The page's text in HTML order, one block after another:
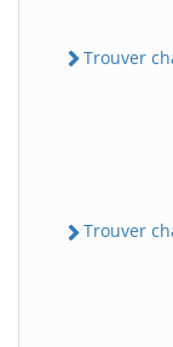
Trouver
Trouver